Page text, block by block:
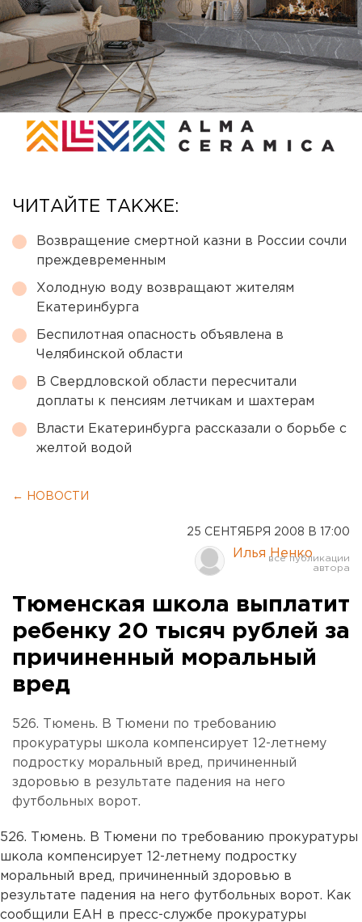
ЧИТАЙТЕ ТАКЖЕ:
Возвращение смертной казни в России сочли
преждевременным
Холодную воду возвращают жителям
Екатеринбурга
Беспилотная опасность объявлена в
Челябинской области
В Свердловской области пересчитали
доплаты к пенсиям летчикам и шахтерам
Власти Екатеринбурга рассказали о борьбе с
желтой водой
← НОВОСТИ
25 СЕНТЯБРЯ 2008 В 17:00
Илья Ненко
Тюменская школа выплатит
ребенку 20 тысяч рублей за
причиненный моральный
вред
526. Тюмень. В Тюмени по требованию
прокуратуры школа компенсирует 12-летнему
подростку моральный вред, причиненный
здоровью в результате падения на него
футбольных ворот.
526. Тюмень. В Тюмени по требованию прокуратуры
школа компенсирует 12-летнему подростку
моральный вред, причиненный здоровью в
результате падения на него футбольных ворот. Как
сообщили ЕАН в пресс-службе прокуратуры